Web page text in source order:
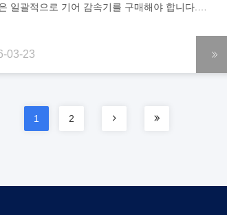
일괄적으로 기어 감속기를 구매해야 합니다.
(입력 샤프트 및 출력 샤프트)의 기본 치수만
수 있습니다. 고객의 고충 및 과제 불분명한 모델
을 제공할 수 없습니다. 모호한 요구 사항: 하위
은 맞춤형 요구 사항, 특히 고속 샤프트의 특정
03-23
1 2